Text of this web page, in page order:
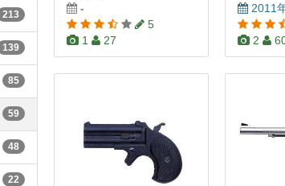
-
5
1
27
2011
2
213
139
85
59
48
22